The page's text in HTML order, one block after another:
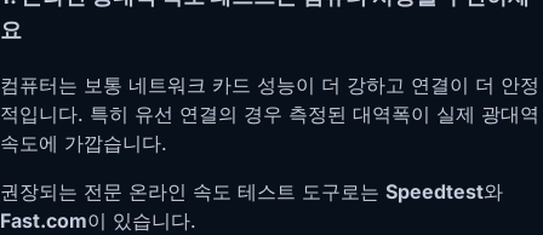
요
컴퓨터는 보통 네트워크 카드 성능이 더 강하고 연결이 더 안정
적입니다. 특히 유선 연결의 경우 측정된 대역폭이 실제 광대역
속도에 가깝습니다.
권장되는 전문 온라인 속도 테스트 도구로는 Speedtest와
Fast.com이 있습니다.